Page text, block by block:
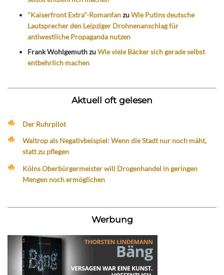
"Kaiserfront Extra"-RomanfanzuWie Putins deutsche
Lautsprecher den Leipziger Drohnenanschlag für
antiwestliche Propaganda nutzen
Frank WohlgemuthzuWie viele Bäcker sich gerade selbst
entbehrlich machen
Aktuell oft gelesen
Der Ruhrpilot
Waltrop als Negativbeispiel: Wenn die Stadt nur noch mäht,
statt zu pflegen
Kölns Oberbürgermeister will Drogenhandel in geringen
Mengen noch ermöglichen
Werbung